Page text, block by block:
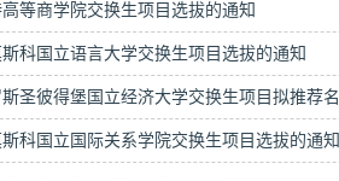
等商学院交换生项目选拔的通知
科国立语言大学交换生项目选拔的通知
圣彼得堡国立经济大学交换生项目拟推荐
科国立国际关系学院交换生项目选拔的通知